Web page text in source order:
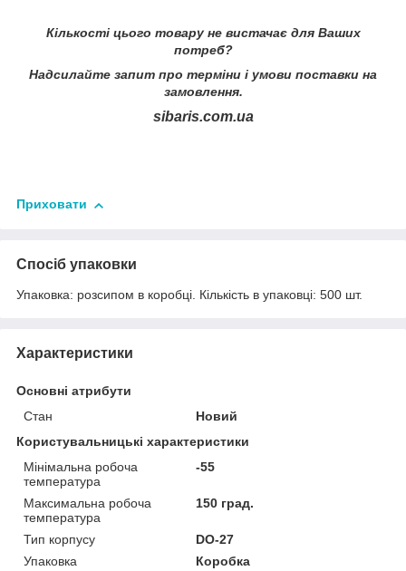
Кількості цього товару не вистачає для Ваших
потреб?
Надсилайте запит про терміни i умови поставки на
замовлення.
sibaris.com.ua
Приховати
Спосіб упаковки
Упаковка: розсипом в коробцi. Кiлькiсть в упаковцi: 500 шт.
Характеристики
Основні атрибути
Стан
Новий
Користувальницькі характеристики
Мінімальна робоча
температура
-55
Максимальна робоча
температура
150 град.
Тип корпусу
DO-27
Упаковка
Коробка